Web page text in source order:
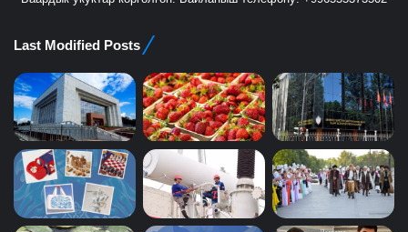
Last Modified Posts